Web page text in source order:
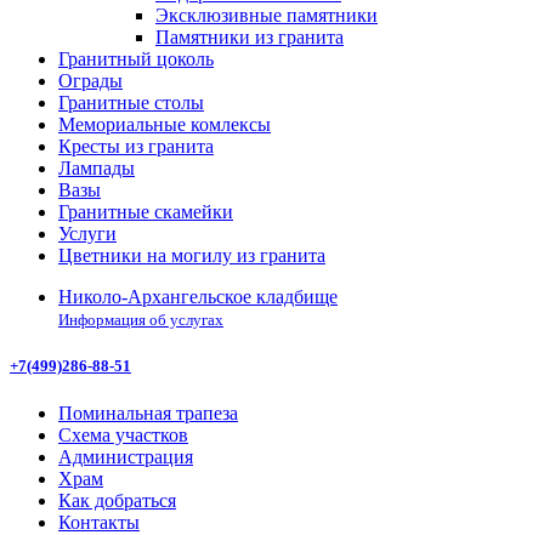
Эксклюзивные памятники
Памятники из гранита
Гранитный цоколь
Ограды
Гранитные столы
Мемориальные комлексы
Кресты из гранита
Лампады
Вазы
Гранитные скамейки
Услуги
Цветники на могилу из гранита
Николо-Архангельское кладбище
Информация об услугах
+7(499)286-88-51
Поминальная трапеза
Схема участков
Администрация
Храм
Как добраться
Контакты